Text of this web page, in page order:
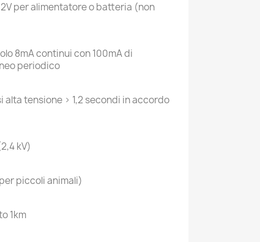
per alimentatore o batteria (non
8mA continui con 100mA di
periodico
alta tensione > 1,2 secondi in accordo
kV)
piccoli animali)
1km